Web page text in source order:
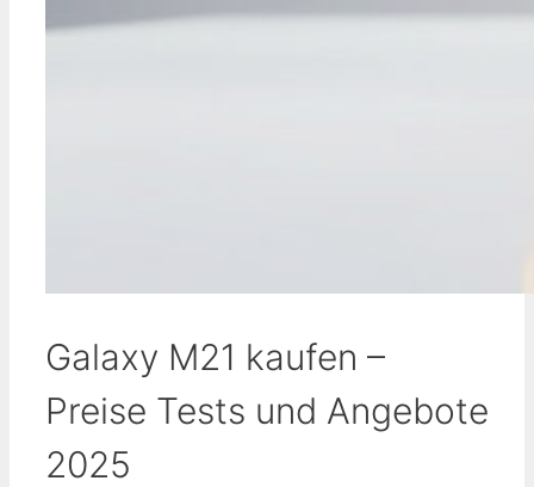
Galaxy M21 kaufen –
Preise Tests und Angebote
2025